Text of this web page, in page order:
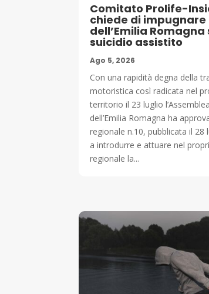
Comitato Prolife-
chiede di impugnare
dell’Emilia Romagna
suicidio assistito
Ago 5, 2026
Con una rapidità degna della
motoristica così radicata nel
territorio il 23 luglio
dell’Emilia Romagna ha
regionale n.10, pubblicata il 28
a introdurre e attuare nel
regionale la...